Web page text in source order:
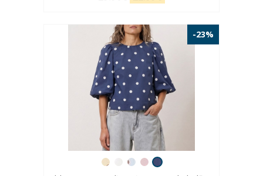
-23%